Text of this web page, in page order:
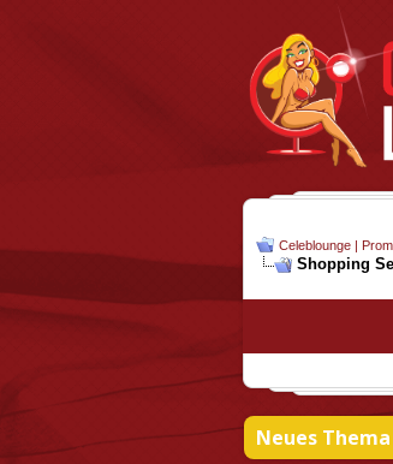
Celeblounge |
Shopping
Neues